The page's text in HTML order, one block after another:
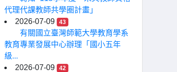
代理代課教師共學圈計畫」
2026-07-09
43
有關國立臺灣師範大學教育學系
教育專業發展中心辦理「國小五年
級...
2026-07-09
42